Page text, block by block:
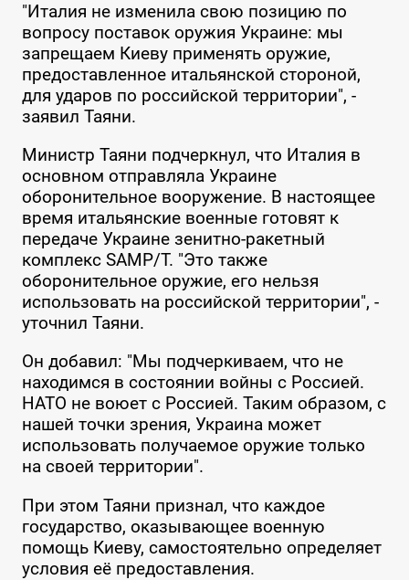
"Италия не изменила свою позицию по
вопросу поставок оружия Украине: мы
запрещаем Киеву применять оружие,
предоставленное итальянской стороной,
для ударов по российской территории", -
заявил Таяни.
Министр Таяни подчеркнул, что Италия в
основном отправляла Украине
оборонительное вооружение. В настоящее
время итальянские военные готовят к
передаче Украине зенитно-ракетный
комплекс SAMP/T. "Это также
оборонительное оружие, его нельзя
использовать на российской территории", -
уточнил Таяни.
Он добавил: "Мы подчеркиваем, что не
находимся в состоянии войны с Россией.
НАТО не воюет с Россией. Таким образом, с
нашей точки зрения, Украина может
использовать получаемое оружие только
на своей территории".
При этом Таяни признал, что каждое
государство, оказывающее военную
помощь Киеву, самостоятельно определяет
условия её предоставления.